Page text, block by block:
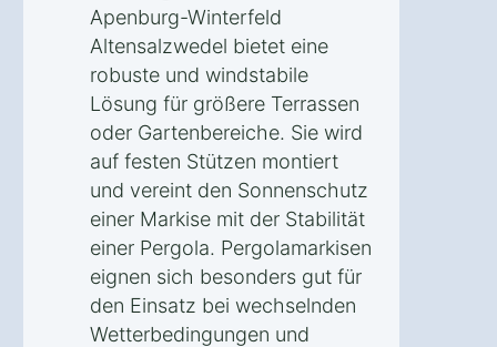
Apenburg-Winterfeld
Altensalzwedel bietet eine
robuste und windstabile
Lösung für größere Terrassen
oder Gartenbereiche. Sie wird
auf festen Stützen montiert
und vereint den Sonnenschutz
einer Markise mit der Stabilität
einer Pergola. Pergolamarkisen
eignen sich besonders gut für
den Einsatz bei wechselnden
Wetterbedingungen und